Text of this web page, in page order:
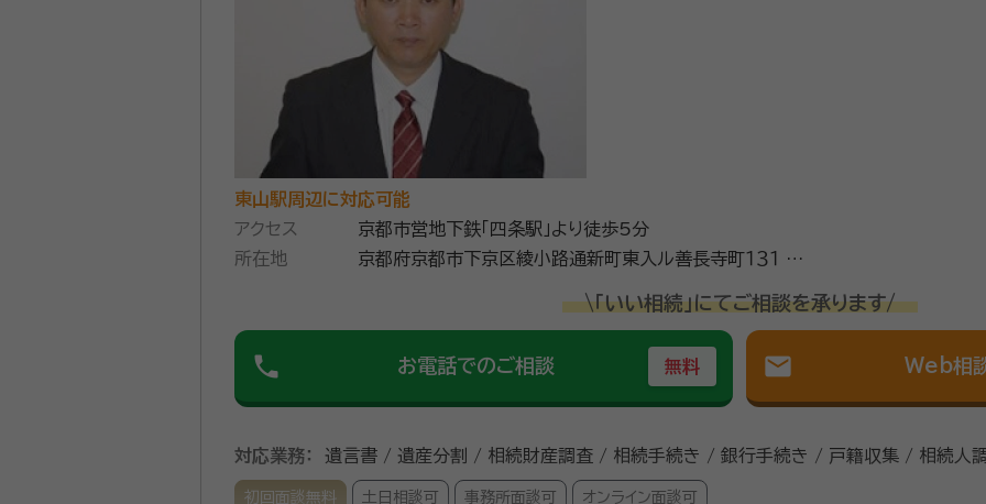
東山駅周辺に対応可能
アクセス
京都市営地下鉄「四条駅」より徒歩5分
所在地
京都府京都市下京区綾小路通新町東入ル善長寺町１３１ 西
\「いい相続」にてご相談を承ります/
phone お電話でのご相談 無料 mail Web相
対応業務： 遺言書 / 遺産分割 / 相続財産調査 / 相続手続き / 銀行手続き / 戸籍収集 / 相続人
初回面談無料 土日相談可 事務所面談可 オンライン面談可